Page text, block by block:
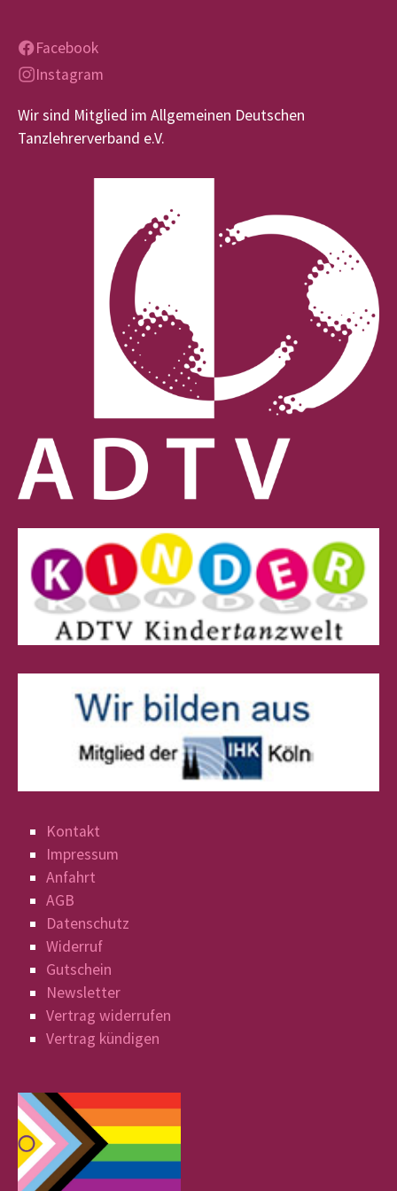
Facebook
Instagram
Wir sind Mitglied im Allgemeinen Deutschen
Tanzlehrerverband e.V.
Kontakt
Impressum
Anfahrt
AGB
Datenschutz
Widerruf
Gutschein
Newsletter
Vertrag widerrufen
Vertrag kündigen